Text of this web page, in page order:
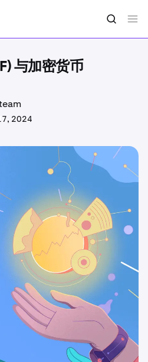
与加密货币
2024